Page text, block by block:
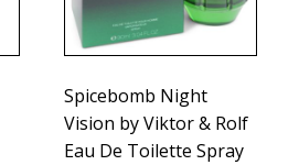
Spicebomb Night
Vision by Viktor & Rolf
Eau De Toilette Spray